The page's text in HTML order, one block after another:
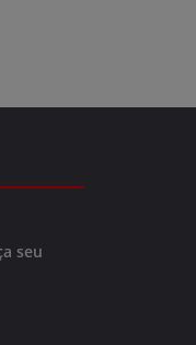
seu